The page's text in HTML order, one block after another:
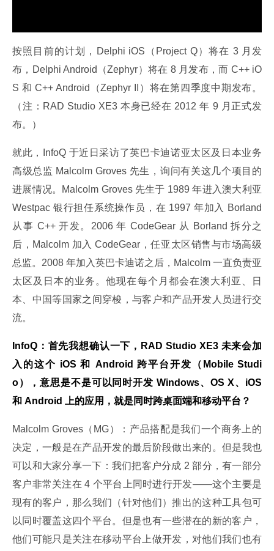
按照目前的计划，Delphi iOS（Project Q）将在 3 月发
布，Delphi Android（Zephyr）将在 8 月发布，而 C++ iO
S 和 C++ Android（Zephyr II）将在第四季度中期发布。
（注：RAD Studio XE3 本身已经在 2012 年 9 月正式发
布。）
就此，InfoQ 于近日采访了英巴卡迪诺亚太区及日本业务
高级总监 Malcolm Groves 先生，询问有关这几个项目的
进展情况。Malcolm Groves 先生于 1989 年进入澳大利亚
Westpac 银行担任系统操作员，在 1997 年加入 Borland
从事 C++ 开发。2006 年 CodeGear 从 Borland 拆分之
后，Malcolm 加入 CodeGear，任亚太区销售与市场高级
总监。2008 年加入英巴卡迪诺之后，Malcolm 一直负责亚
太区及日本的业务。他现在每个月都会在澳大利亚、日
本、中国等国家之间穿梭，与客户和产品开发人员进行交
流。
InfoQ：首先我想确认一下，RAD Studio XE3 未来会加
入的这个 iOS 和 Android 跨平台开发（Mobile Studi
o），意思是不是可以同时开发 Windows、OS X、iOS
和 Android 上的应用，就是同时跨桌面端和移动平台？
Malcolm Groves（MG）：产品搭配是我们一个商务上的
决定，一般是在产品开发的最后阶段做出来的。但是我也
可以和大家分享一下：我们把客户分成 2 部分，有一部分
客户非常关注在 4 个平台上同时进行开发——这个主要是
现有的客户，那么我们（针对他们）推出的这种工具包可
以同时覆盖这四个平台。但是也有一些潜在的新的客户，
他们可能只是关注在移动平台上做开发，对他们我们也有